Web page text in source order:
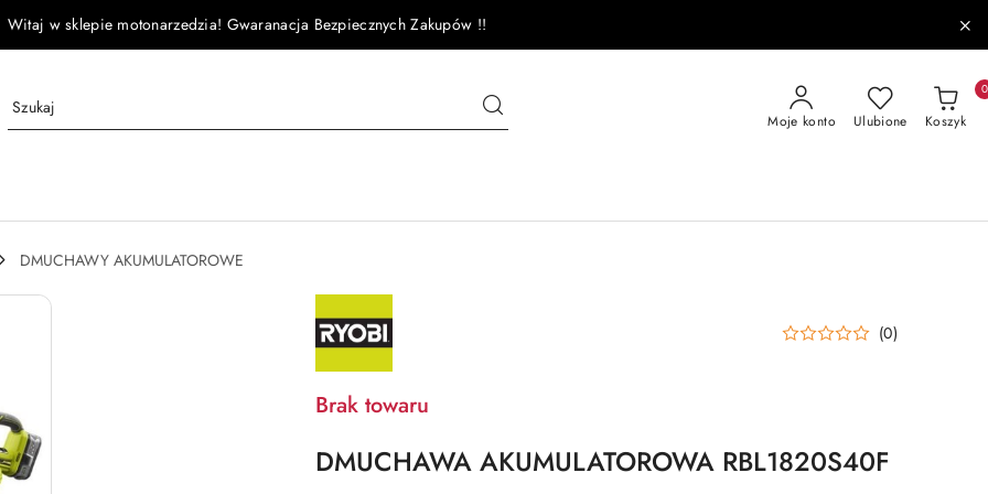
Witaj w sklepie motonarzedzia! Gwaranacja Bezpiecznych Zakupów !!
Moje konto Ulubione Koszyk
0
DMUCHAWY AKUMULATOROWE
NAZWA
PRODUCENTA:
RYOBI (0)
Brak towaru
DMUCHAWA AKUMULATOROWA RBL1820S40F